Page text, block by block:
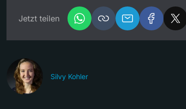
Jetzt teilen
Silvy Kohler